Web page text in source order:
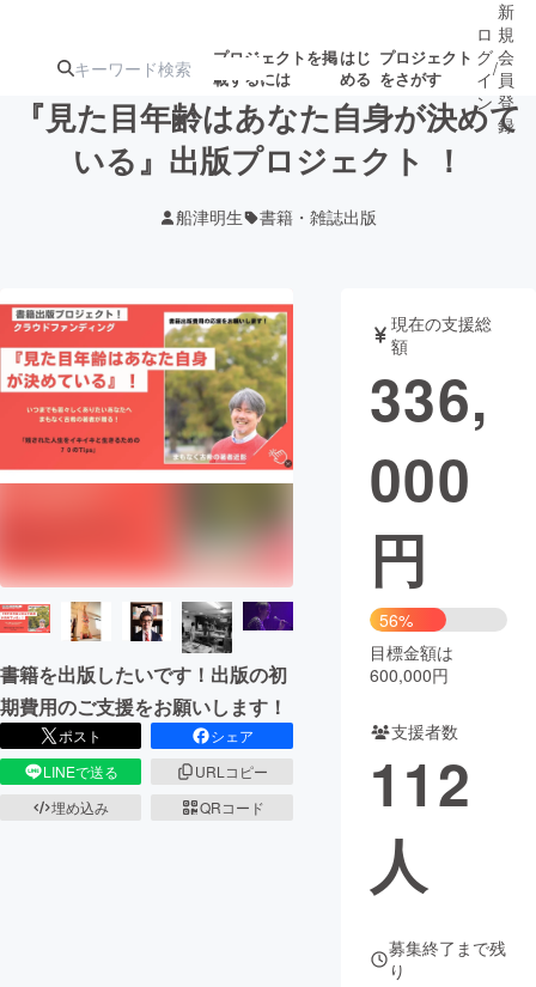
プロジェクトを掲
載するには
はじ
める
プロジェクト
をさがす
注目の新着プロ
ジェクト
募集終了が近いプ
ロジェクト
アート・写真 音楽
テクノロジー・ガジェット ゲーム・サ
映像・映画
まちづくり・地域活性化
CAMPFIRE for Social Good
CAMPFIRE Creation
CAMPFIREふるさと納税machi-ya コミュニティ
ロ
グ
イ
ン
/
新
規
会
員
登
録
『見た目年齢はあなた自身が決めて
いる』出版プロジェクト ！
船津明生 書籍・雑誌出版
書籍を出版したいです！出版の初
期費用のご支援をお願いします！
ポスト
シェア
LINEで送る
URLコピー
埋め込み
QRコード
現在の支援総
額
336,
000
円
56%
目標金額は
600,000円
支援者数
112
人
募集終了まで残
り